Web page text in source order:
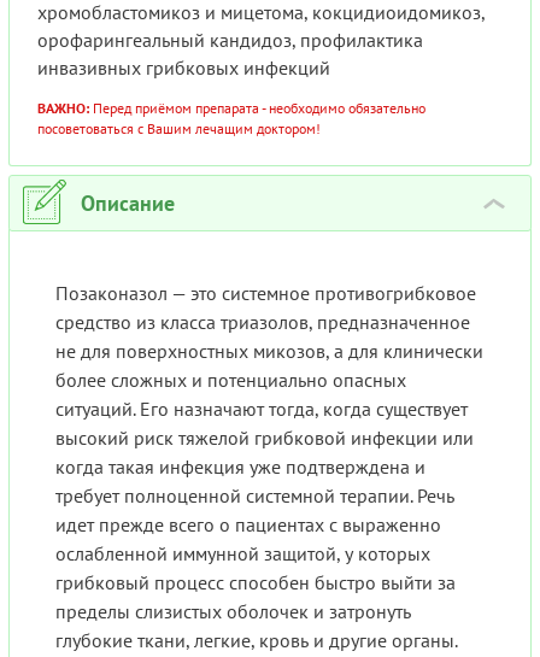
хромобластомикоз и мицетома, кокцидиоидомикоз,
орофарингеальный кандидоз, профилактика
инвазивных грибковых инфекций
ВАЖНО: Перед приёмом препарата - необходимо обязательно
посоветоваться с Вашим лечащим доктором!
Описание ›
Позаконазол — это системное противогрибковое
средство из класса триазолов, предназначенное
не для поверхностных микозов, а для клинически
более сложных и потенциально опасных
ситуаций. Его назначают тогда, когда существует
высокий риск тяжелой грибковой инфекции или
когда такая инфекция уже подтверждена и
требует полноценной системной терапии. Речь
идет прежде всего о пациентах с выраженно
ослабленной иммунной защитой, у которых
грибковый процесс способен быстро выйти за
пределы слизистых оболочек и затронуть
глубокие ткани, легкие, кровь и другие органы.